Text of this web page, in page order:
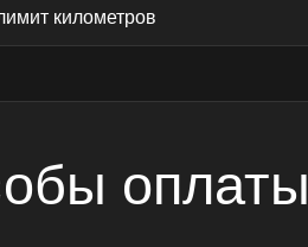
километров
оплаты